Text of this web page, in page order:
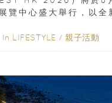
覽中心盛大舉行，以全
In LIFESTYLE / 親子活動